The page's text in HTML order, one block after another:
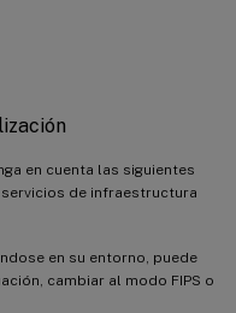
en cuenta las siguientes
de infraestructura
en su entorno, puede
cambiar al modo FIPS o